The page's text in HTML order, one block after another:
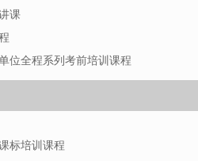
课
位全程系列考前培训课程
标培训课程